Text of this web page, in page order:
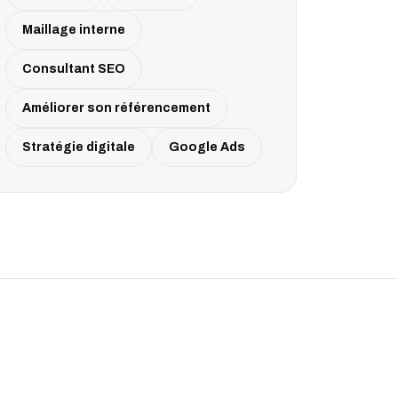
Maillage interne
Consultant SEO
Améliorer son référencement
Stratégie digitale Google Ads